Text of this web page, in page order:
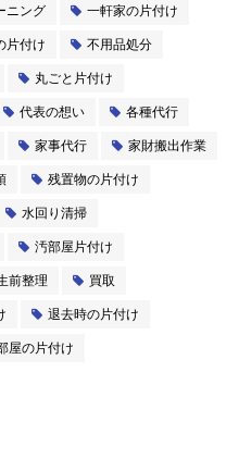
ニング
一軒家の片付け
片付け
不用品処分
丸ごと片付け
代表の想い
各種代行
家事代行
家財搬出作業
残置物の片付け
水回り清掃
汚部屋片付け
前整理
買取
退去時の片付け
屋の片付け